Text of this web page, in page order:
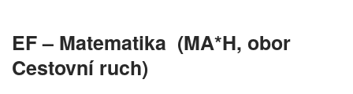
EF – Matematika (MA*H, obor
Cestovní ruch)